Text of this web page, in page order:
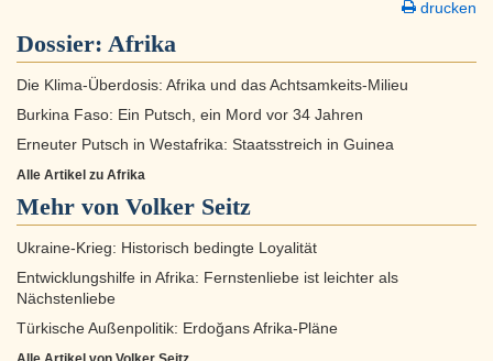
drucken
Dossier: Afrika
Die Klima-Überdosis: Afrika und das Achtsamkeits-Milieu
Burkina Faso: Ein Putsch, ein Mord vor 34 Jahren
Erneuter Putsch in Westafrika: Staatsstreich in Guinea
Alle Artikel zu Afrika
Mehr von Volker Seitz
Ukraine-Krieg: Historisch bedingte Loyalität
Entwicklungshilfe in Afrika: Fernstenliebe ist leichter als
Nächstenliebe
Türkische Außenpolitik: Erdoğans Afrika-Pläne